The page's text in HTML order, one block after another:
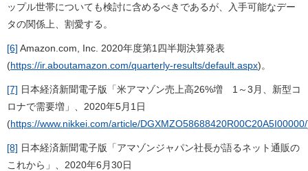
ップル世帯についても検討に含めるべきであるが、入手可能なデー
タの関係上、割愛する。
[6] Amazon.com, Inc. 2020年度第1四半期決算発表
(https://ir.aboutamazon.com/quarterly-results/default.aspx)。
[7] 日本経済新聞電子版「米アマゾン売上高26%増 1～3月、新型コ
ロナで需要増」、2020年5月1日
(https://www.nikkei.com/article/DGXMZO58688420R00C20A5I00000/
[8] 日本経済新聞電子版「アマゾンジャパン社長が語るネット通販の
これから」、2020年6月30日